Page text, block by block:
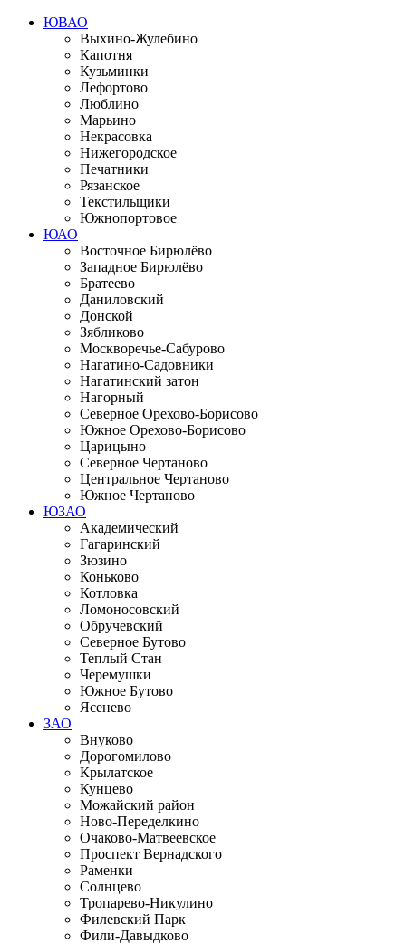
ЮВАО
Выхино-Жулебино
Капотня
Кузьминки
Лефортово
Люблино
Марьино
Некрасовка
Нижегородское
Печатники
Рязанское
Текстильщики
Южнопортовое
ЮАО
Восточное Бирюлёво
Западное Бирюлёво
Братеево
Даниловский
Донской
Зябликово
Москворечье-Сабурово
Нагатино-Садовники
Нагатинский затон
Нагорный
Северное Орехово-Борисово
Южное Орехово-Борисово
Царицыно
Северное Чертаново
Центральное Чертаново
Южное Чертаново
ЮЗАО
Академический
Гагаринский
Зюзино
Коньково
Котловка
Ломоносовский
Обручевский
Северное Бутово
Теплый Стан
Черемушки
Южное Бутово
Ясенево
ЗАО
Внуково
Дорогомилово
Крылатское
Кунцево
Можайский район
Ново-Переделкино
Очаково-Матвеевское
Проспект Вернадского
Раменки
Солнцево
Тропарево-Никулино
Филевский Парк
Фили-Давыдково